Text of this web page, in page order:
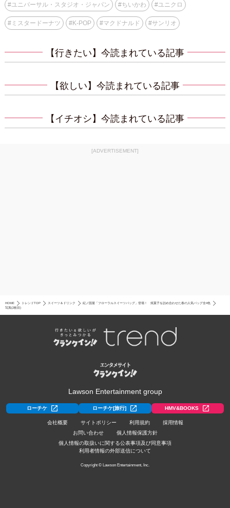
#ユニバーサル・スタジオ・ジャパン #ちいかわ #ユニクロ
#ミスタードーナツ #K-POP #マクドナルド #サンリオ
【行きたい】今読まれている記事
【欲しい】今読まれている記事
【イチオシ】今読まれている記事
[ADVERTISEMENT]
HOME トレンドTOP スイーツ＆ドリンク
紀ノ国屋「フローラルスイーツバッグ」登場！ 焼菓子を詰め合わせた春の人気バッグ全4色
写真(2枚目)
Lawson Entertainment group
ローチケ ローチケ[旅行] HMV&BOOKS
会社概要 サイトポリシー 利用規約
採用情報
お問い合わせ
個人情報保護方針
個人情報の取扱いに関する公表事項及び同意事項
利用者情報の外部送信について
Copyright © Lawson Entertainment, Inc.